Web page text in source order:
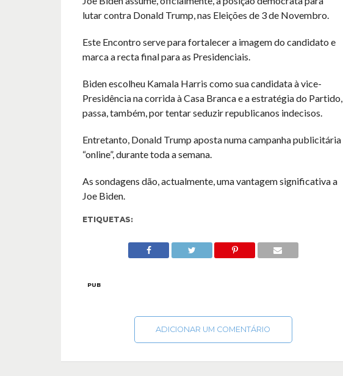
lutar contra Donald Trump, nas Eleições de 3 de Novembro.
Este Encontro serve para fortalecer a imagem do candidato e
marca a recta final para as Presidenciais.
Biden escolheu Kamala Harris como sua candidata à vice-
Presidência na corrida à Casa Branca e a estratégia do Partido,
passa, também, por tentar seduzir republicanos indecisos.
Entretanto, Donald Trump aposta numa campanha publicitária
“online”, durante toda a semana.
As sondagens dão, actualmente, uma vantagem significativa a
Joe Biden.
ETIQUETAS:
PUB
ADICIONAR UM COMENTÁRIO